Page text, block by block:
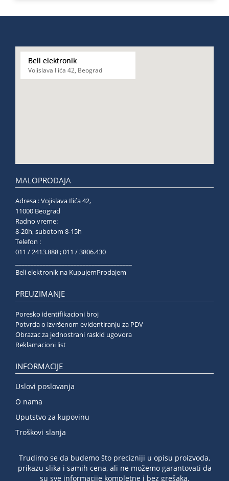
Beli elektronik
Vojislava Ilića 42, Beograd
MALOPRODAJA
Adresa : Vojislava Ilića 42,
11000 Beograd
Radno vreme:
8-20h, subotom 8-15h
Telefon :
011 / 2413.888 ; 011 / 3806.430
Beli elektronik na KupujemProdajem
PREUZIMANJE
Poresko identifikacioni broj
Potvrda o izvršenom evidentiranju za PDV
Obrazac za jednostrani raskid ugovora
Reklamacioni list
INFORMACIJE
Uslovi poslovanja
O nama
Uputstvo za kupovinu
Troškovi slanja
Trudimo se da budemo što precizniji u opisu proizvoda,
prikazu slika i samih cena, ali ne možemo garantovati da
su sve informacije kompletne i bez grešaka.